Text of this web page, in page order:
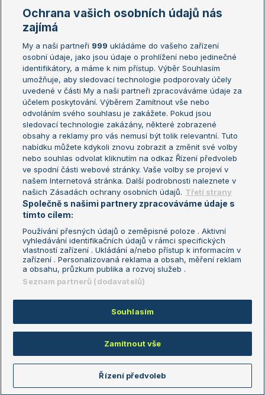
Žebříčky
Žebříček ATP (muži)
Žebříček WTA (ženy)
Sázkařský žebříček
Australian Open
French Open
Wimbledon
US Open
Turnaj mistrů
Turnaj mistryň
Aktualní trendy
Fotbalové přestupy
Livesport Daily
LS Prague Open
Podmínky užití
Nastavení soukromí
GDPR a žurnalistika
Reklama
Kontakt
Informace o zpracování osobních
údajů
Copyright © 2008-2026 TenisPortal.cz. Využíváme zpravodajství ČTK.
Ochrana vašich osobních údajů nás
zajímá
My a naši partneři 999 ukládáme do vašeho zařízení
osobní údaje, jako jsou údaje o prohlížení nebo jedinečné
identifikátory, a máme k nim přístup. Výběr Souhlasím
umožňuje, aby sledovací technologie podporovaly účely
uvedené v části My a naši partneři zpracováváme údaje za
účelem poskytování. Výběrem Zamítnout vše nebo
odvoláním svého souhlasu je zakážete. Pokud jsou
sledovací technologie zakázány, některé zobrazené
obsahy a reklamy pro vás nemusí být tolik relevantní. Tuto
nabídku můžete kdykoli znovu zobrazit a změnit své volby
nebo souhlas odvolat kliknutím na odkaz Řízení předvoleb
ve spodní části webové stránky. Vaše volby se projeví v
našem Internetová stránka. Další podrobnosti naleznete v
našich Zásadách ochrany osobních údajů. Třetí strany
Společně s našimi partnery zpracováváme údaje s
tímto cílem:
Používání přesných údajů o zeměpisné poloze . Aktivní
vyhledávání identifikačních údajů v rámci specifických
vlastností zařízení . Ukládání a/nebo přístup k informacím v
zařízení . Personalizovaná reklama a obsah, měření reklam
a obsahu, průzkum publika a rozvoj služeb .
Seznam partnerů (dodavatelů)
Souhlasím
Zamítnout vše
Řízení předvoleb